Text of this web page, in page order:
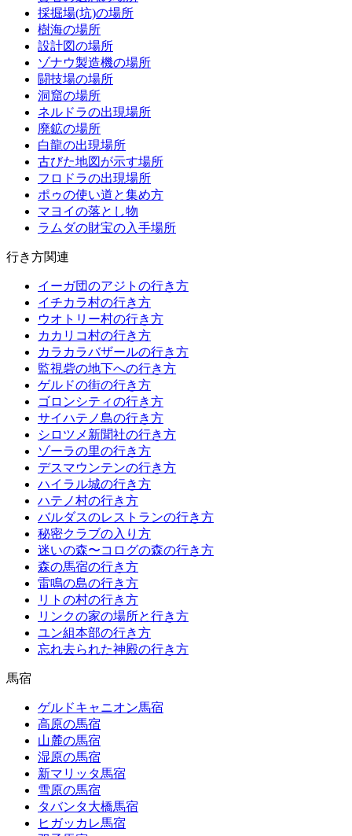
採掘場(坑)の場所
樹海の場所
設計図の場所
ゾナウ製造機の場所
闘技場の場所
洞窟の場所
ネルドラの出現場所
廃鉱の場所
白龍の出現場所
古びた地図が示す場所
フロドラの出現場所
ポゥの使い道と集め方
マヨイの落とし物
ラムダの財宝の入手場所
行き方関連
イーガ団のアジトの行き方
イチカラ村の行き方
ウオトリー村の行き方
カカリコ村の行き方
カラカラバザールの行き方
監視砦の地下への行き方
ゲルドの街の行き方
ゴロンシティの行き方
サイハテノ島の行き方
シロツメ新聞社の行き方
ゾーラの里の行き方
デスマウンテンの行き方
ハイラル城の行き方
ハテノ村の行き方
バルダスのレストランの行き方
秘密クラブの入り方
迷いの森〜コログの森の行き方
森の馬宿の行き方
雷鳴の島の行き方
リトの村の行き方
リンクの家の場所と行き方
ユン組本部の行き方
忘れ去られた神殿の行き方
馬宿
ゲルドキャニオン馬宿
高原の馬宿
山麓の馬宿
湿原の馬宿
新マリッタ馬宿
雪原の馬宿
タバンタ大橋馬宿
ヒガッカレ馬宿